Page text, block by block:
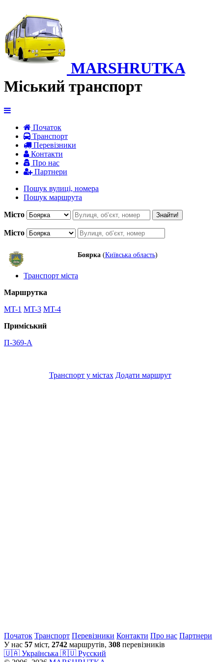
MARSHRUTKA
Міський транспорт
Початок
Транспорт
Перевiзники
Контакти
Про нас
Партнери
Пошук вулиці, номера
Пошук маршрута
Місто Знайти!
Місто
Боярка(Київська область)
Транспорт міста
Маршрутка
MT-1 MT-3 MT-4
Приміський
П-369-А
Транспорт у містах Додати маршрут
Початок Транспорт Перевiзники Контакти Про нас Партнери
У нас 57 міст, 2742 маршрутів, 308 перевізників
🇺🇦 Українська 🇷🇺 Русский